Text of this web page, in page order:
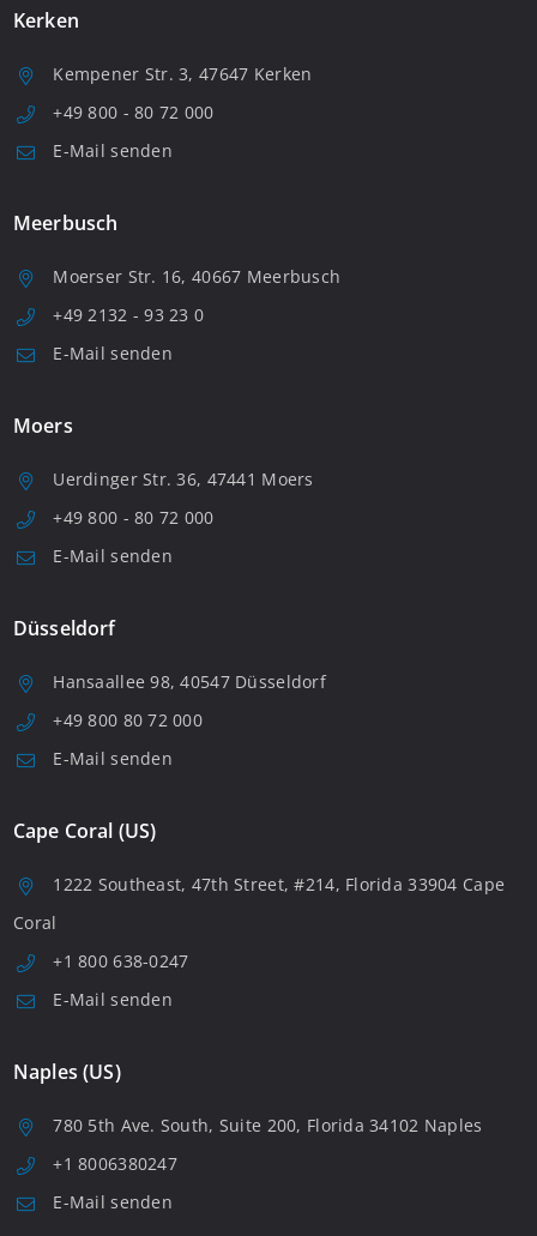
Kerken
Kempener Str. 3, 47647 Kerken
+49 800 - 80 72 000
E-Mail senden
Meerbusch
Moerser Str. 16, 40667 Meerbusch
+49 2132 - 93 23 0
E-Mail senden
Moers
Uerdinger Str. 36, 47441 Moers
+49 800 - 80 72 000
E-Mail senden
Düsseldorf
Hansaallee 98, 40547 Düsseldorf
+49 800 80 72 000
E-Mail senden
Cape Coral (US)
1222 Southeast, 47th Street, #214, Florida 33904 Cape
Coral
+1 800 638-0247
E-Mail senden
Naples (US)
780 5th Ave. South, Suite 200, Florida 34102 Naples
+1 8006380247
E-Mail senden